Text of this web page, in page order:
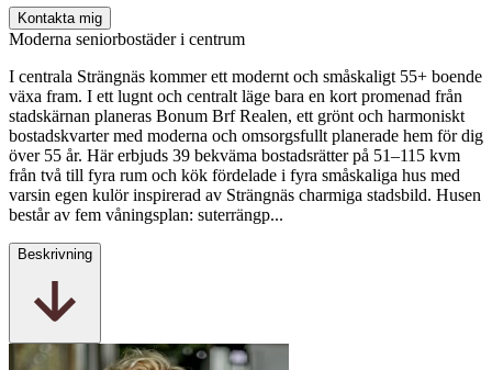
Kontakta mig
Moderna seniorbostäder i centrum
I centrala Strängnäs kommer ett modernt och småskaligt 55+ boende
växa fram. I ett lugnt och centralt läge bara en kort promenad från
stadskärnan planeras Bonum Brf Realen, ett grönt och harmoniskt
bostadskvarter med moderna och omsorgsfullt planerade hem för dig
över 55 år. Här erbjuds 39 bekväma bostadsrätter på 51–115 kvm
från två till fyra rum och kök fördelade i fyra småskaliga hus med
varsin egen kulör inspirerad av Strängnäs charmiga stadsbild. Husen
består av fem våningsplan: suterrängp...
Beskrivning